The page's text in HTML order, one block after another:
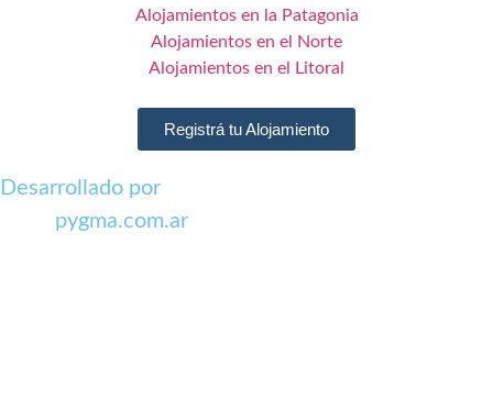
Alojamientos en la Patagonia
Alojamientos en el Norte
Alojamientos en el Litoral
Registrá tu Alojamiento
Desarrollado por
pygma.com.ar